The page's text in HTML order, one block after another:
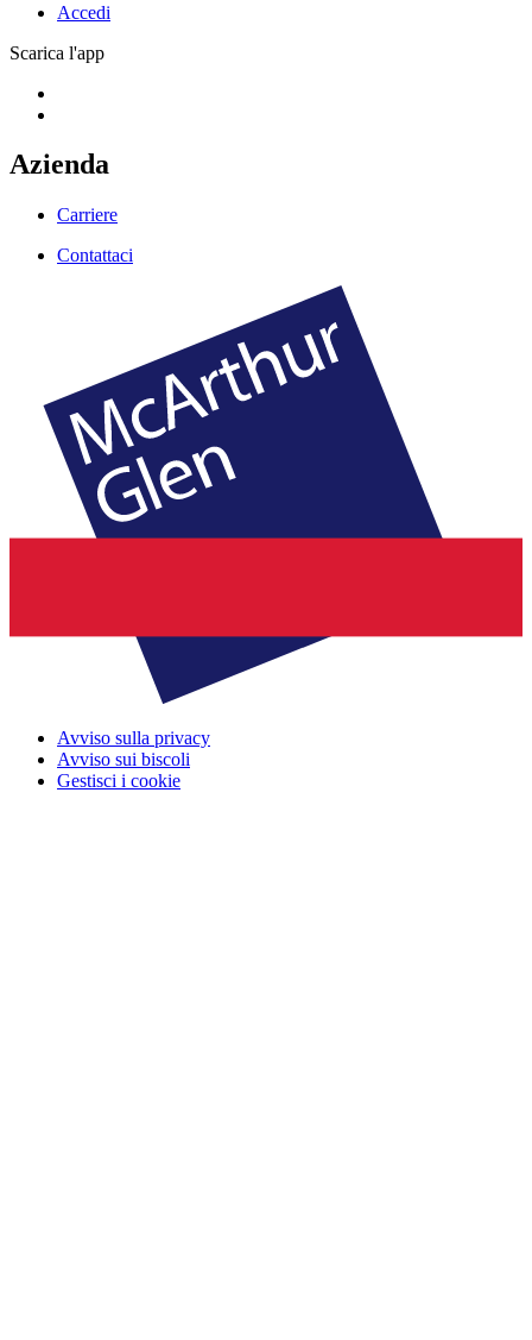
Accedi
Scarica l'app
Azienda
Carriere
Contattaci
Avviso sulla privacy
Avviso sui biscoli
Gestisci i cookie